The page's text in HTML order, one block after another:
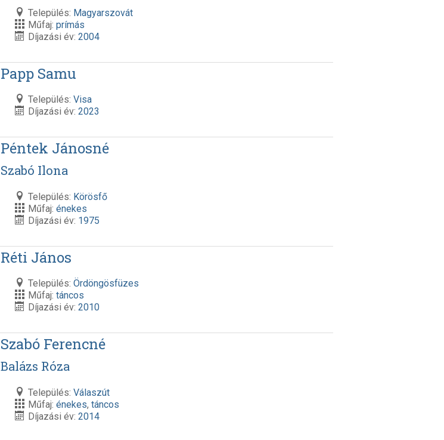
Település: Magyarszovát
Műfaj:prímás
Díjazási év:2004
Papp Samu
Település:Visa
Díjazási év:2023
Péntek Jánosné
Szabó Ilona
Település: Körösfő
Műfaj:énekes
Díjazási év: 1975
Réti János
Település:Ördöngösfüzes
Műfaj:táncos
Díjazási év:2010
Szabó Ferencné
Balázs Róza
Település:Válaszút
Műfaj:énekes,táncos
Díjazási év:2014